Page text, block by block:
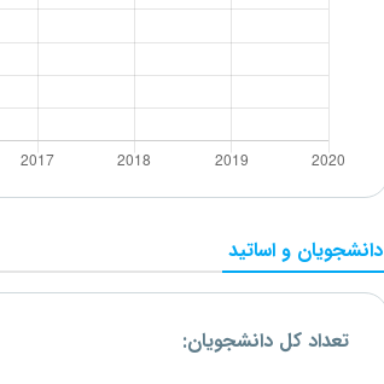
دانشجویان و اساتید
تعداد کل دانشجویان: